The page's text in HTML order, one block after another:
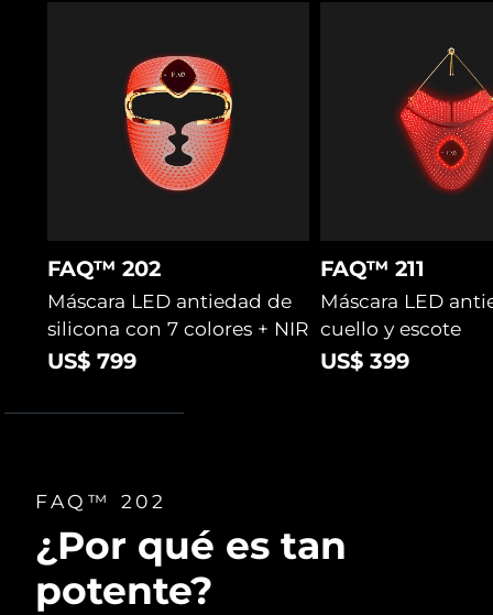
FAQ™ 202
Máscara LED antiedad de
silicona con 7 colores + NIR
US$ 799
FAQ™ 211
Máscara LED
cuello y escote
US$ 399
FAQ™ 202
¿Por qué es tan
potente?